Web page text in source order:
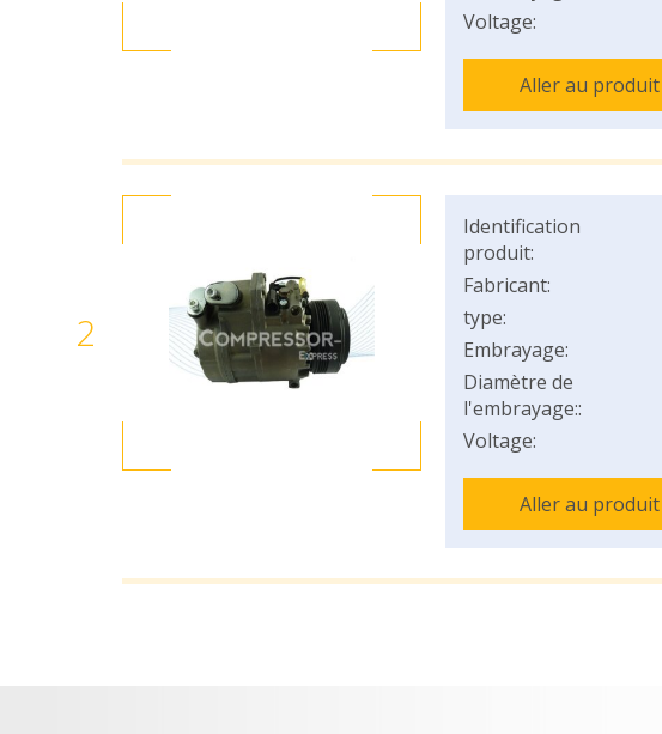
Voltage:
Aller au produit
2
Identification
produit:
Fabricant:
type:
Embrayage:
Diamètre de
l'embrayage::
Voltage:
Aller au produit